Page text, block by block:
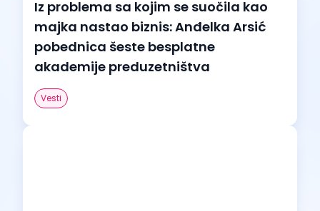
Iz problema sa kojim se suočila kao
majka nastao biznis: Anđelka Arsić
pobednica šeste besplatne
akademije preduzetništva
Vesti